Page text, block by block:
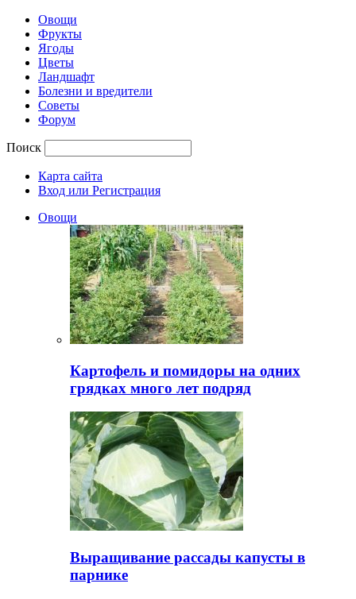
Овощи
Фрукты
Ягоды
Цветы
Ландшафт
Болезни и вредители
Советы
Форум
Поиск
Карта сайта
Вход или Регистрация
Овощи
Картофель и помидоры на одних
грядках много лет подряд
Выращивание рассады капусты в
парнике